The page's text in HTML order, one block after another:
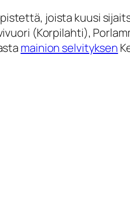
joista kuusi
(Korpilahti),
mainion selvityksen